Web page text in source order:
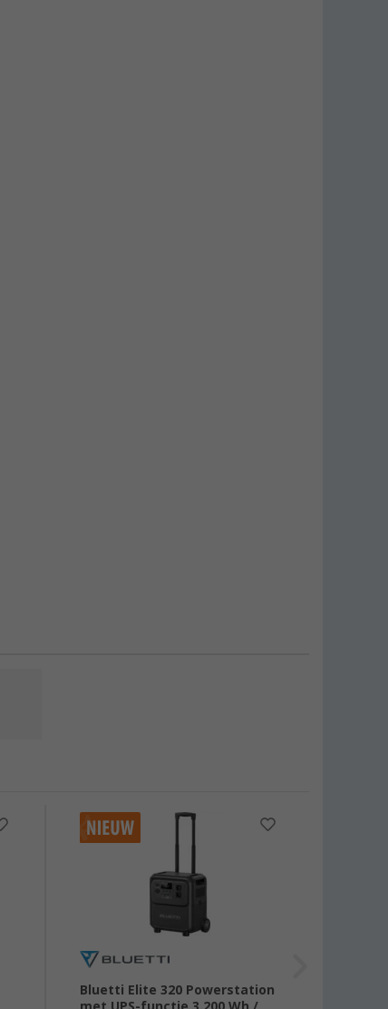
Bluetti Elite 320 Powerstation